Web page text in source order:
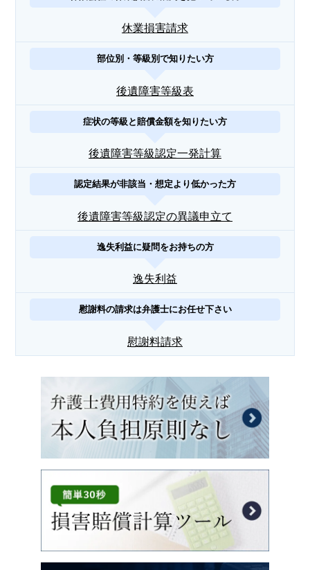
休業損害請求
部位別・等級別で知りたい方
後遺障害等級表
症状の等級と賠償金額を知りたい方
後遺障害等級認定一発計算
認定結果が非該当・想定より低かった方
後遺障害等級認定の異議申立て
逸失利益に疑問をお持ちの方
逸失利益
慰謝料の請求は弁護士にお任せ下さい
慰謝料請求